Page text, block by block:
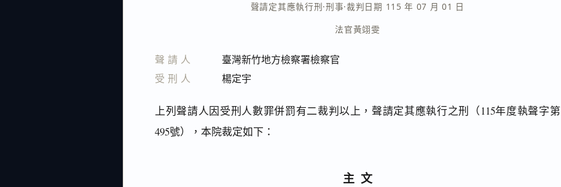
聲請定其應執行刑·刑事·裁判日期 115 年 07 月 01 日
法官黃翊雯
聲請人
臺灣新竹地方檢察署檢察官
受刑人
楊定宇
上列聲請人因受刑人數罪併罰有二裁判以上，聲請定其應執行之刑（115年度執聲字第
495號），本院裁定如下：
主文